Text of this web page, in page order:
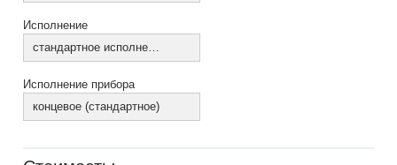
Исполнение
стандартное исполнение
Исполнение прибора
концевое (стандартное)